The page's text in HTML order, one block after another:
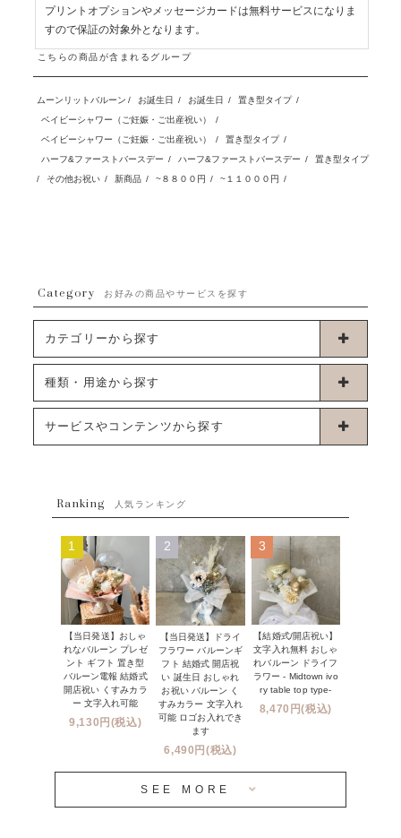
プリントオプションやメッセージカードは無料サービスになりま
すので保証の対象外となります。
こちらの商品が含まれるグループ
ムーンリットバルーン / お誕生日 / お誕生日 / 置き型タイプ /
ベイビーシャワー（ご妊娠・ご出産祝い）
/
ベイビーシャワー（ご妊娠・ご出産祝い）
/ 置き型タイプ /
ハーフ&ファーストバースデー / ハーフ&ファーストバースデー /
置き型タイプ
/
その他お祝い / 新商品 / ~８８００円 / ~１１０００円 /
Category お好みの商品やサービスを探す
カテゴリーから探す
卓上タイプバルーン
ブーケタイプバルーン
ムーンリットバルーン
コンフェッティバルーン
フリンジバルーン
デコレーションセット
プロップスバルーン
オプション
成人式・卒業式・入学式バルーンブーケ
種類・用途から探す
お誕生日
開店・周年祝い
発表会・劇場
その他お祝い
クリスマス
新商品
~３０００円
~５５００円
サービスやコンテンツから探す
発送について
Q&A
メッセージカード・電報について
オーダーメイドについて
セミオーダーについて
フリンジバルーンについて
コンフェッティバルーンについて
Ranking 人気ランキング
1
【当日発送】おしゃ
れなバルーン プレゼ
ント ギフト 置き型
バルーン電報 結婚式
開店祝い くすみカラ
ー 文字入れ可能
9,130円(税込)
2
【当日発送】ドライ
フラワー バルーンギ
フト 結婚式 開店祝
い 誕生日 おしゃれ
お祝い バルーン く
すみカラー 文字入れ
可能 ロゴお入れでき
ます
6,490円(税込)
3
【結婚式/開店祝い】
文字入れ無料 おしゃ
れバルーン ドライフ
ラワー - Midtown ivo
ry table top type-
8,470円(税込)
SEE MORE